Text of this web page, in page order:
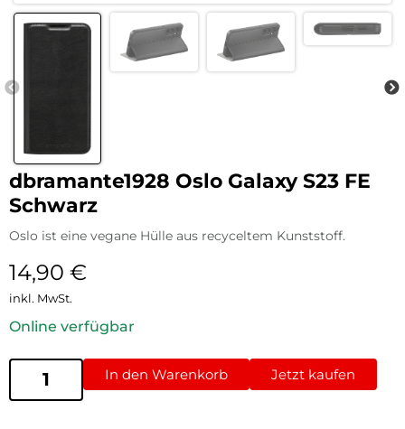
dbramante1928 Oslo Galaxy S23 FE
Schwarz
Oslo ist eine vegane Hülle aus recyceltem Kunststoff.
14,90 €
inkl. MwSt.
Online verfügbar
In den Warenkorb Jetzt kaufen